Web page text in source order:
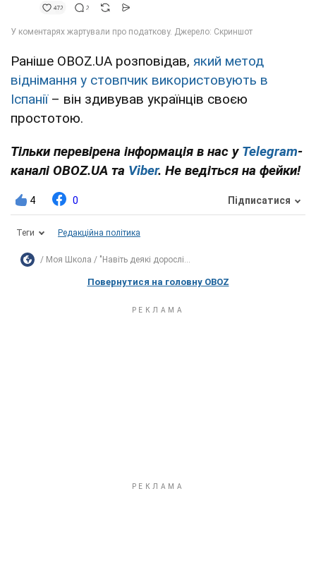
Раніше OBOZ.UA розповідав, який метод
віднімання у стовпчик використовують в
Іспанії– він здивував українців своєю
простотою.
Тільки перевірена інформація в нас у Telegram-
каналі OBOZ.UA та Viber. Не ведіться на фейки!
4 0 Підписатися
Теги Редакційна політика
Моя Школа "Навіть деякі дорослі...
Повернутися на головну OBOZ